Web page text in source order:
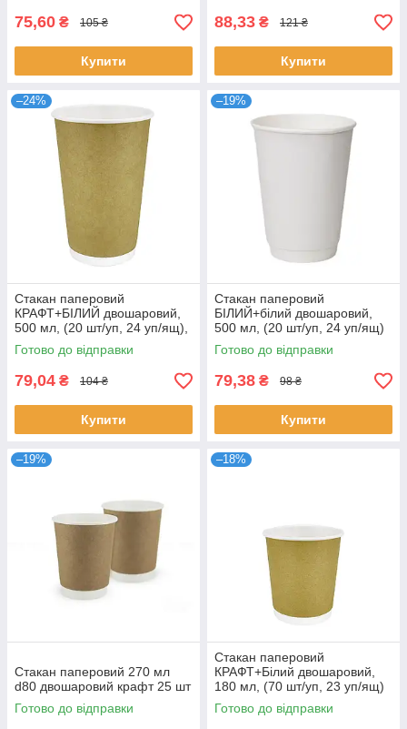
75,60 ₴ 105 ₴
Купити
88,33 ₴ 121 ₴
Купити
–24%
Стакан паперовий
КРАФТ+БІЛИЙ двошаровий,
500 мл, (20 шт/уп, 24 уп/ящ),
П-90
Готово до відправки
79,04 ₴ 104 ₴
Купити
–19%
Стакан паперовий
БІЛИЙ+білий двошаровий,
500 мл, (20 шт/уп, 24 уп/ящ)
П-90
Готово до відправки
79,38 ₴ 98 ₴
Купити
–19%
Стакан паперовий 270 мл
d80 двошаровий крафт 25 шт
Готово до відправки
–18%
Стакан паперовий
КРАФТ+Білий двошаровий,
180 мл, (70 шт/уп, 23 уп/ящ)
П-70
Готово до відправки